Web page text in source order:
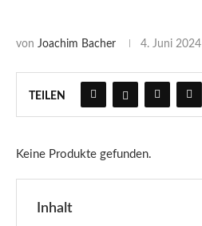
von Joachim Bacher 4. Juni 2024
TEILEN
Keine Produkte gefunden.
Inhalt